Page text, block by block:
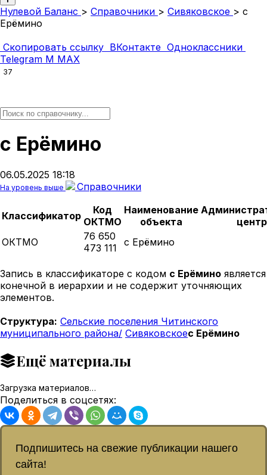
Нулевой Баланс > Справочники > Сивяковское > с
Ерёмино
Скопировать ссылку ВКонтакте Одноклассники
Telegram M MAX
37
с Ерёмино
06.05.2025 18:18
На уровень выше Справочники
Классификатор
Код
ОКТМО
Наименование
объекта
центр
ОКТМО
76 650
473 111
с Ерёмино
Запись в классификаторе с кодом с Ерёмино является
конечной в иерархии и не содержит уточняющих
элементов.
Структура: Сельские поселения Читинского
муниципального района/ Сивяковскоес Ерёмино
Ещё материалы
Загрузка материалов…
Поделиться в соцсетях:
Подпишитесь на свежие публикации нашего
сайта!